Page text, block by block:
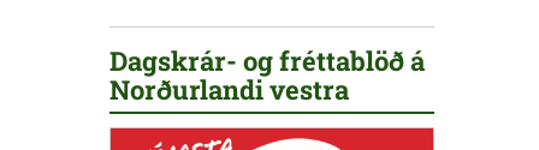
Dagskrár- og fréttablöð á
Norðurlandi vestra